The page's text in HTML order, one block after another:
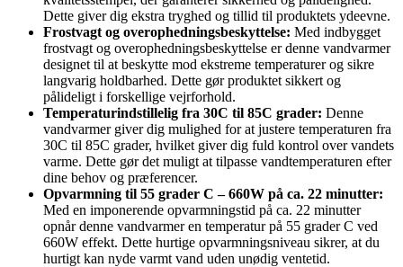
Dette giver dig ekstra tryghed og tillid til produktets ydeevne.
Frostvagt og overophedningsbeskyttelse: Med indbygget
frostvagt og overophedningsbeskyttelse er denne vandvarmer
designet til at beskytte mod ekstreme temperaturer og sikre
langvarig holdbarhed. Dette gør produktet sikkert og
pålideligt i forskellige vejrforhold.
Temperaturindstillelig fra 30C til 85C grader: Denne
vandvarmer giver dig mulighed for at justere temperaturen fra
30C til 85C grader, hvilket giver dig fuld kontrol over vandets
varme. Dette gør det muligt at tilpasse vandtemperaturen efter
dine behov og præferencer.
Opvarmning til 55 grader C – 660W på ca. 22 minutter:
Med en imponerende opvarmningstid på ca. 22 minutter
opnår denne vandvarmer en temperatur på 55 grader C ved
660W effekt. Dette hurtige opvarmningsniveau sikrer, at du
hurtigt kan nyde varmt vand uden unødig ventetid.